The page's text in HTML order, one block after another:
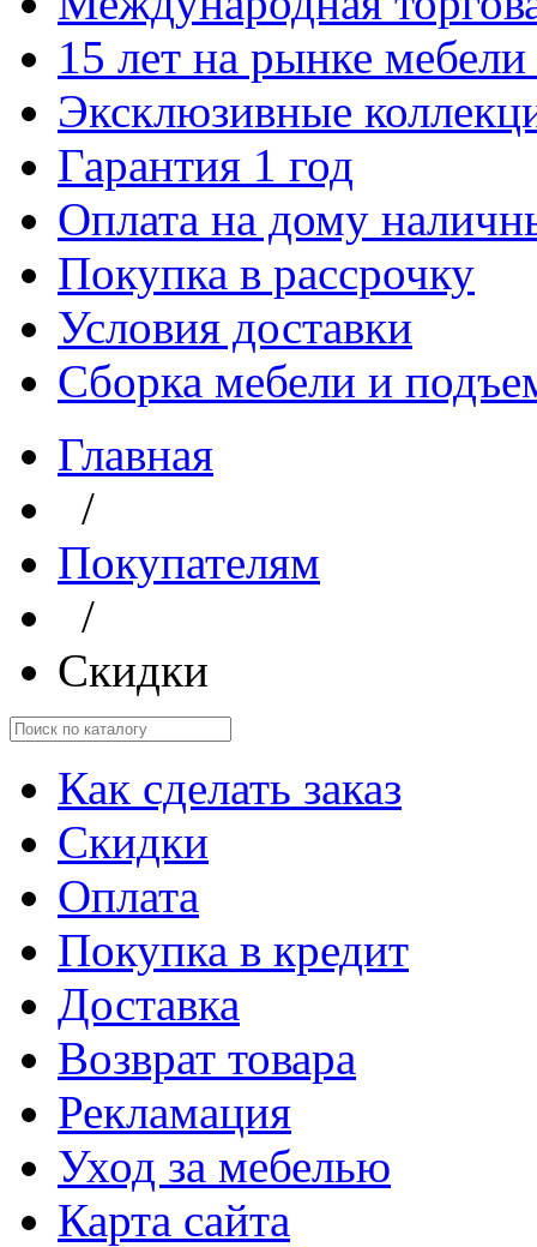
15 лет на рынке
Эксклюзивные
Гарантия 1 год
Оплата на дому
Покупка в рассрочку
Условия доставки
Сборка мебели и
Главная
/
Покупателям
/
Скидки
Как сделать заказ
Скидки
Оплата
Покупка в кредит
Доставка
Возврат товара
Рекламация
Уход за мебелью
Карта сайта